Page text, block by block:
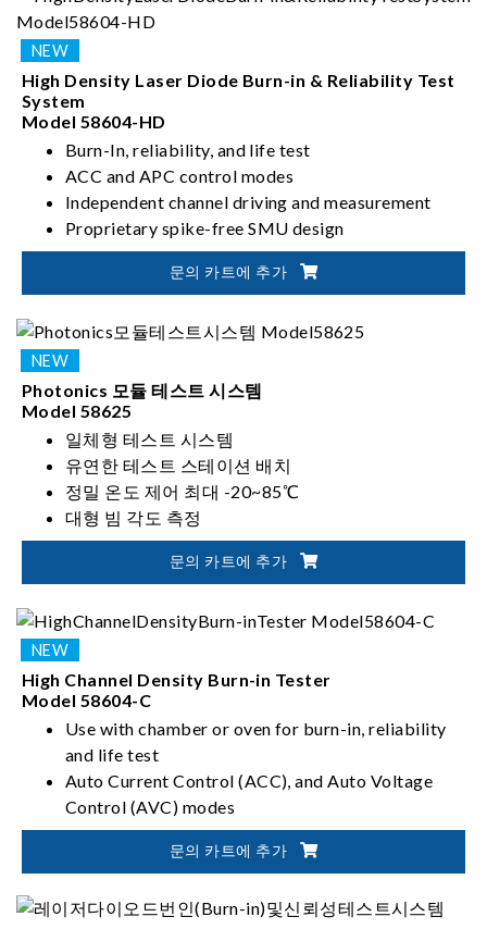
High Density Laser Diode Burn-in & Reliability Test
System
Model 58604-HD
Burn-In, reliability, and life test
ACC and APC control modes
Independent channel driving and measurement
Proprietary spike-free SMU design
Up to 500mA single-channel current driving
Precise temperature control up to 125ºC
문의 카트에 추가
Photonics 모듈 테스트 시스템
Model 58625
일체형 테스트 시스템
유연한 테스트 스테이션 배치
정밀 온도 제어 최대 -20~85℃
대형 빔 각도 측정
문의 카트에 추가
High Channel Density Burn-in Tester
Model 58604-C
Use with chamber or oven for burn-in, reliability
and life test
Auto Current Control (ACC), and Auto Voltage
Control (AVC) modes
Modular design for easy customization and
Independent channels for source and measurement
문의 카트에 추가